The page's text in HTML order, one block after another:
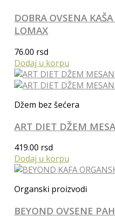
DOBRA OVSENA
LOMAX
76.00 rsd
Dodaj u korpu
Džem bez šećera
ART DIET DŽEM
419.00 rsd
Dodaj u korpu
Organski proizvodi
BEYOND OVSENE